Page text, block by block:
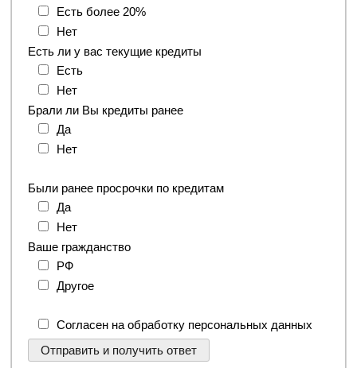
Есть более 20%
Нет
Есть ли у вас текущие кредиты
Есть
Нет
Брали ли Вы кредиты ранее
Да
Нет
Были ранее просрочки по кредитам
Да
Нет
Ваше гражданство
РФ
Другое
Согласен на обработку персональных данных